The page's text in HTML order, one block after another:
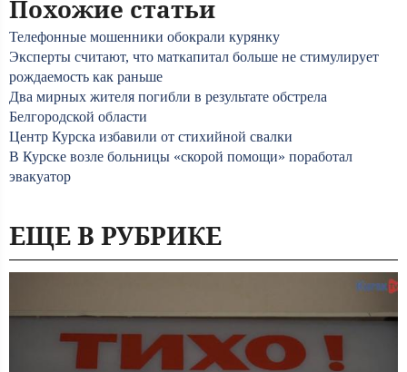
Похожие статьи
Телефонные мошенники обокрали курянку
Эксперты считают, что маткапитал больше не стимулирует
рождаемость как раньше
Два мирных жителя погибли в результате обстрела
Белгородской области
Центр Курска избавили от стихийной свалки
В Курске возле больницы «скорой помощи» поработал
эвакуатор
ЕЩЕ В РУБРИКЕ